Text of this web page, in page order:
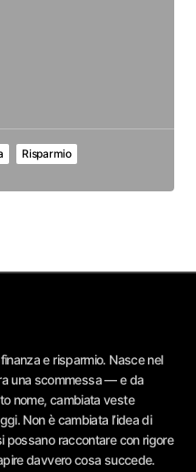
Risparmio
e risparmio. Nasce nel
una scommessa — e da
nome, cambiata veste
Non è cambiata l’idea di
possano raccontare con rigore
davvero cosa succede.